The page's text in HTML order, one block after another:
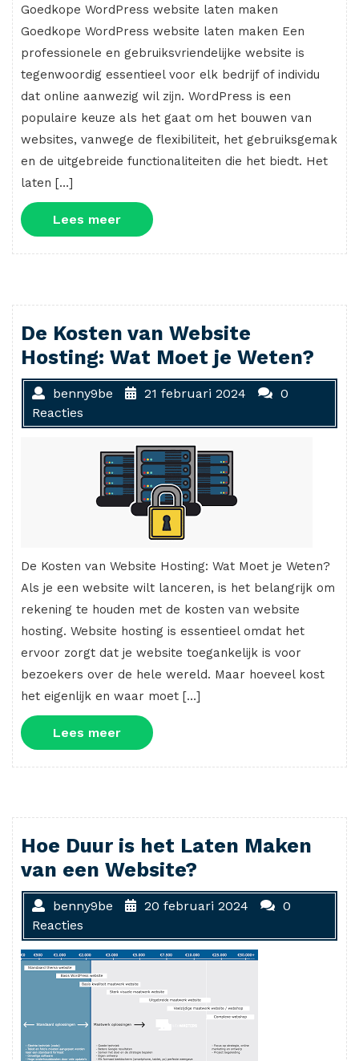
Goedkope WordPress website laten maken
Goedkope WordPress website laten maken Een
professionele en gebruiksvriendelijke website is
tegenwoordig essentieel voor elk bedrijf of individu
dat online aanwezig wil zijn. WordPress is een
populaire keuze als het gaat om het bouwen van
websites, vanwege de flexibiliteit, het gebruiksgemak
en de uitgebreide functionaliteiten die het biedt. Het
laten […]
Lees meerLees
meer
De Kosten van Website
Hosting: Wat Moet je Weten?
benny9be 21 februari 2024
0
Reacties
De Kosten van Website Hosting: Wat Moet je Weten?
Als je een website wilt lanceren, is het belangrijk om
rekening te houden met de kosten van website
hosting. Website hosting is essentieel omdat het
ervoor zorgt dat je website toegankelijk is voor
bezoekers over de hele wereld. Maar hoeveel kost
het eigenlijk en waar moet […]
Lees meerLees
meer
Hoe Duur is het Laten Maken
van een Website?
benny9be 20 februari 2024
0
Reacties